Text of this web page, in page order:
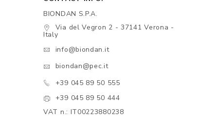
BIONDAN S.P.A.
Via del Vegron 2 - 37141 Verona -
Italy
info@biondan.it
biondan@pec.it
+39 045 89 50 555
+39 045 89 50 444
VAT n.: IT00223880238